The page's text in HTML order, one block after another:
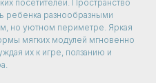
посетителей. Пространство
ребенка разнообразными
но уютном периметре. Яркая
мягких модулей мгновенно
их к игре, ползанию и